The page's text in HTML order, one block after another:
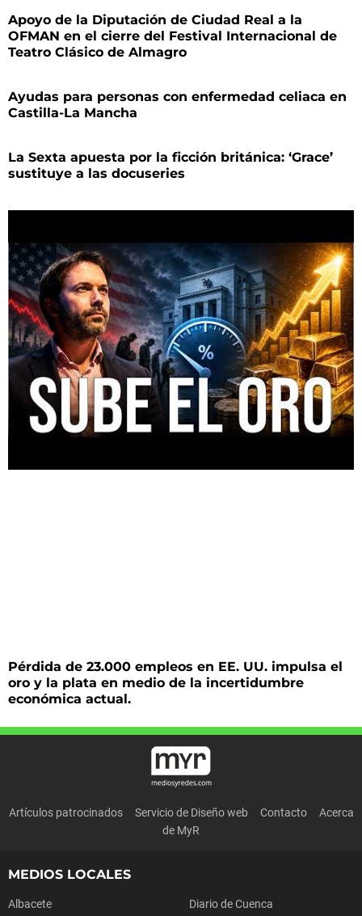
Apoyo de la Diputación de Ciudad Real a la
OFMAN en el cierre del Festival Internacional de
Teatro Clásico de Almagro
Ayudas para personas con enfermedad celiaca en
Castilla-La Mancha
La Sexta apuesta por la ficción británica: ‘Grace’
sustituye a las docuseries
Pérdida de 23.000 empleos en EE. UU. impulsa el
oro y la plata en medio de la incertidumbre
económica actual.
Artículos patrocinados Servicio de Diseño web Contacto
Acerca
de MyR
MEDIOS LOCALES
Albacete
Diario de Cuenca